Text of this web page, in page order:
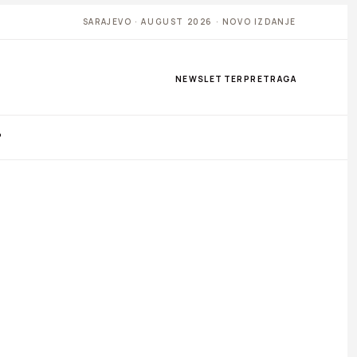
SARAJEVO · AUGUST 2026 · NOVO IZDANJE
NEWSLETTER PRETRAGA